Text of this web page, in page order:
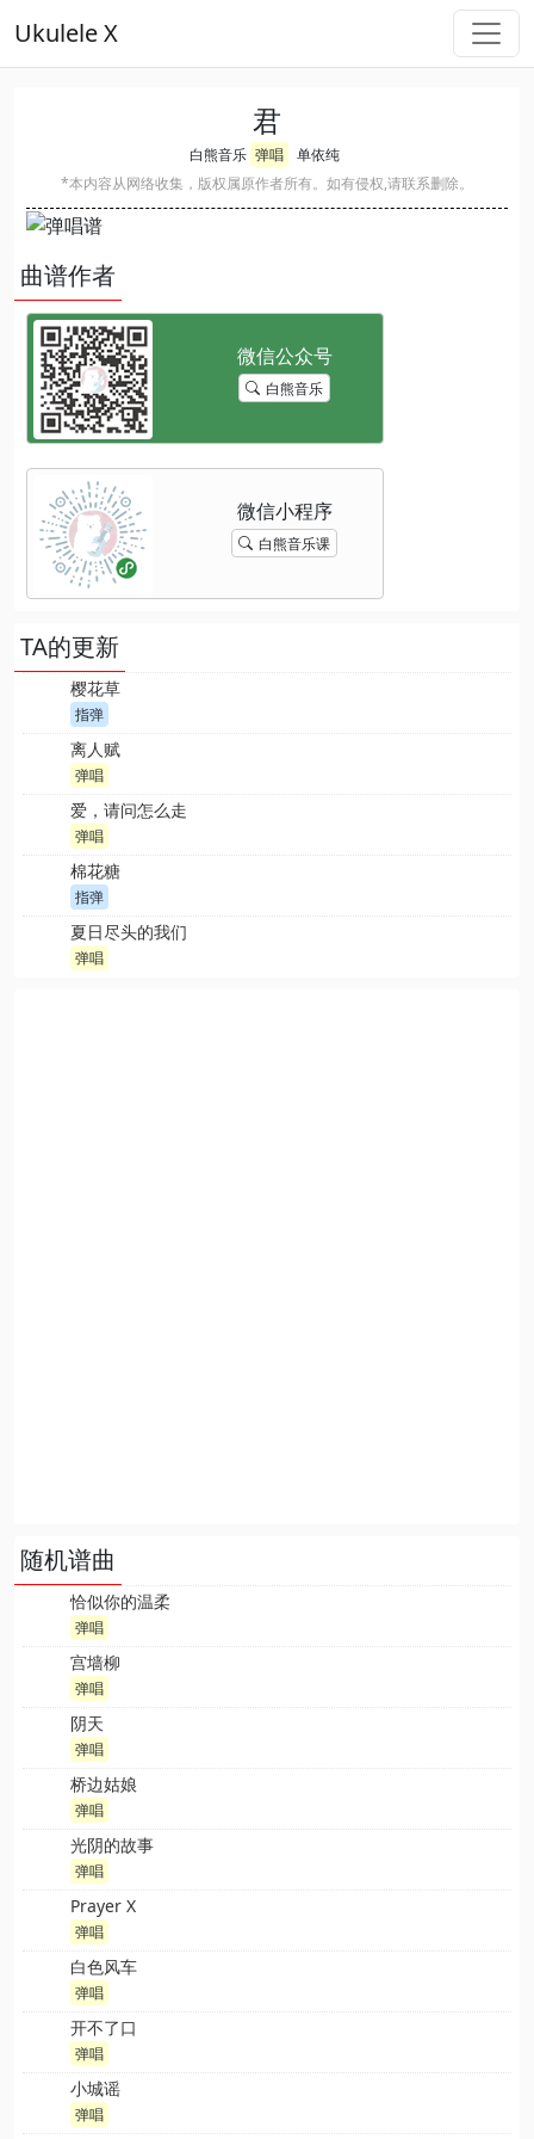
Ukulele X
君
白熊音乐 弹唱
单依纯
*本内容从网络收集，版权属原作者所有。如有侵权,请联系删除。
曲谱作者
白熊音乐
白熊音乐课
TA的更新
樱花草
指弹
离人赋
弹唱
爱，请问怎么走
弹唱
棉花糖
指弹
夏日尽头的我们
弹唱
随机谱曲
恰似你的温柔
弹唱
宫墙柳
弹唱
阴天
弹唱
桥边姑娘
弹唱
光阴的故事
弹唱
Prayer X
弹唱
白色风车
弹唱
开不了口
弹唱
小城谣
弹唱